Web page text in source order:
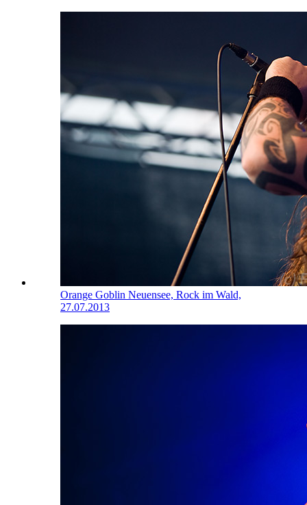
Orange Goblin Neuensee, Rock im Wald,
27.07.2013